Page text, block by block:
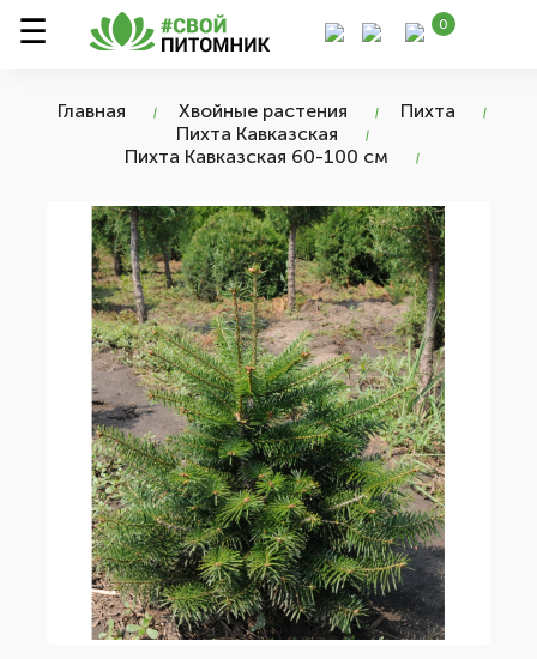
0
Главная Хвойные растения
Пихта
Пихта Кавказская
Пихта Кавказская 60-100 см